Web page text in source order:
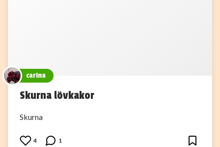
carina
Skurna lövkakor
Skurna
4 1